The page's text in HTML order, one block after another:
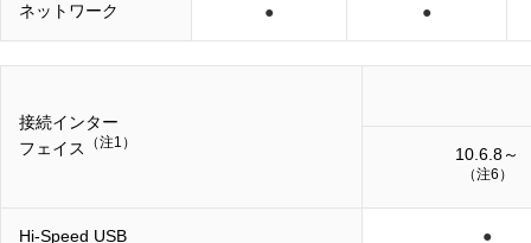
ネットワーク ● ●
接続インター
フェイス
（注1）
10.6.8～
（注6）
Hi-Speed USB ●